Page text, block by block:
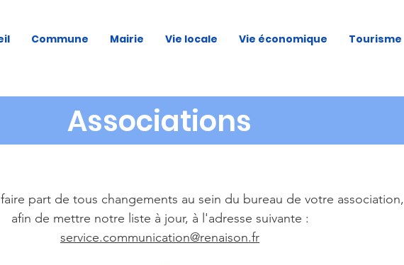
Commune Mairie Vie locale Vie économique Tourisme
Associations
part de tous changements au sein du bureau de votre association,
afin de mettre notre liste à jour, à l'adresse suivante :
service.communication@renaison.fr